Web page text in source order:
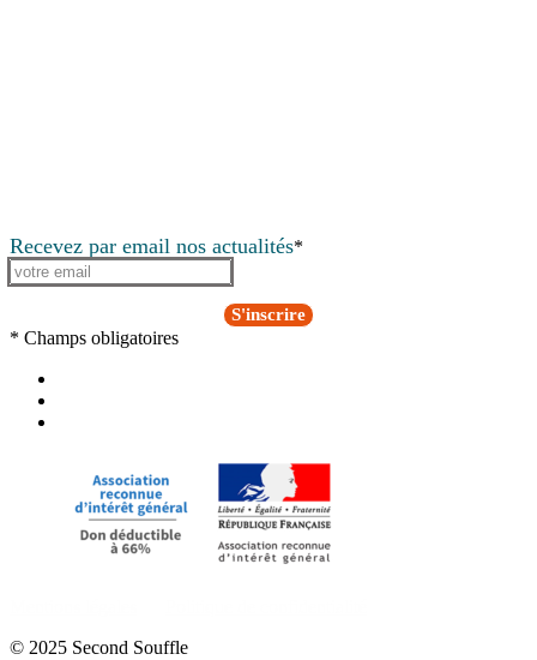
Recevez par email nos actualités*
S'inscrire
* Champs obligatoires
© 2025 Second Souffle